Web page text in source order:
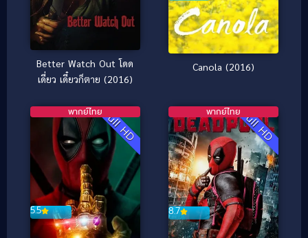
Better Watch Out โดด
เดี่ยว เดี๋ยวก็ตาย (2016)
Canola (2016)
Full HD
5.5
พากย์ไทย Full HD
8.7
พากย์ไทย